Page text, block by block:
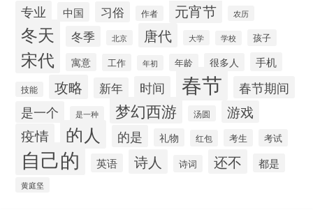
专业 中国 习俗 作者 元宵节 农历
冬天 冬季 北京 唐代 大学 学校 孩子
宋代 寓意 工作 年初 年龄 很多人 手机
技能 攻略 新年 时间 春节 春节期间
是一个 是一种 梦幻西游 汤圆 游戏
疫情 的人 的是 礼物 红包 考生 考试
自己的 英语 诗人 诗词 还不 都是
黄庭坚